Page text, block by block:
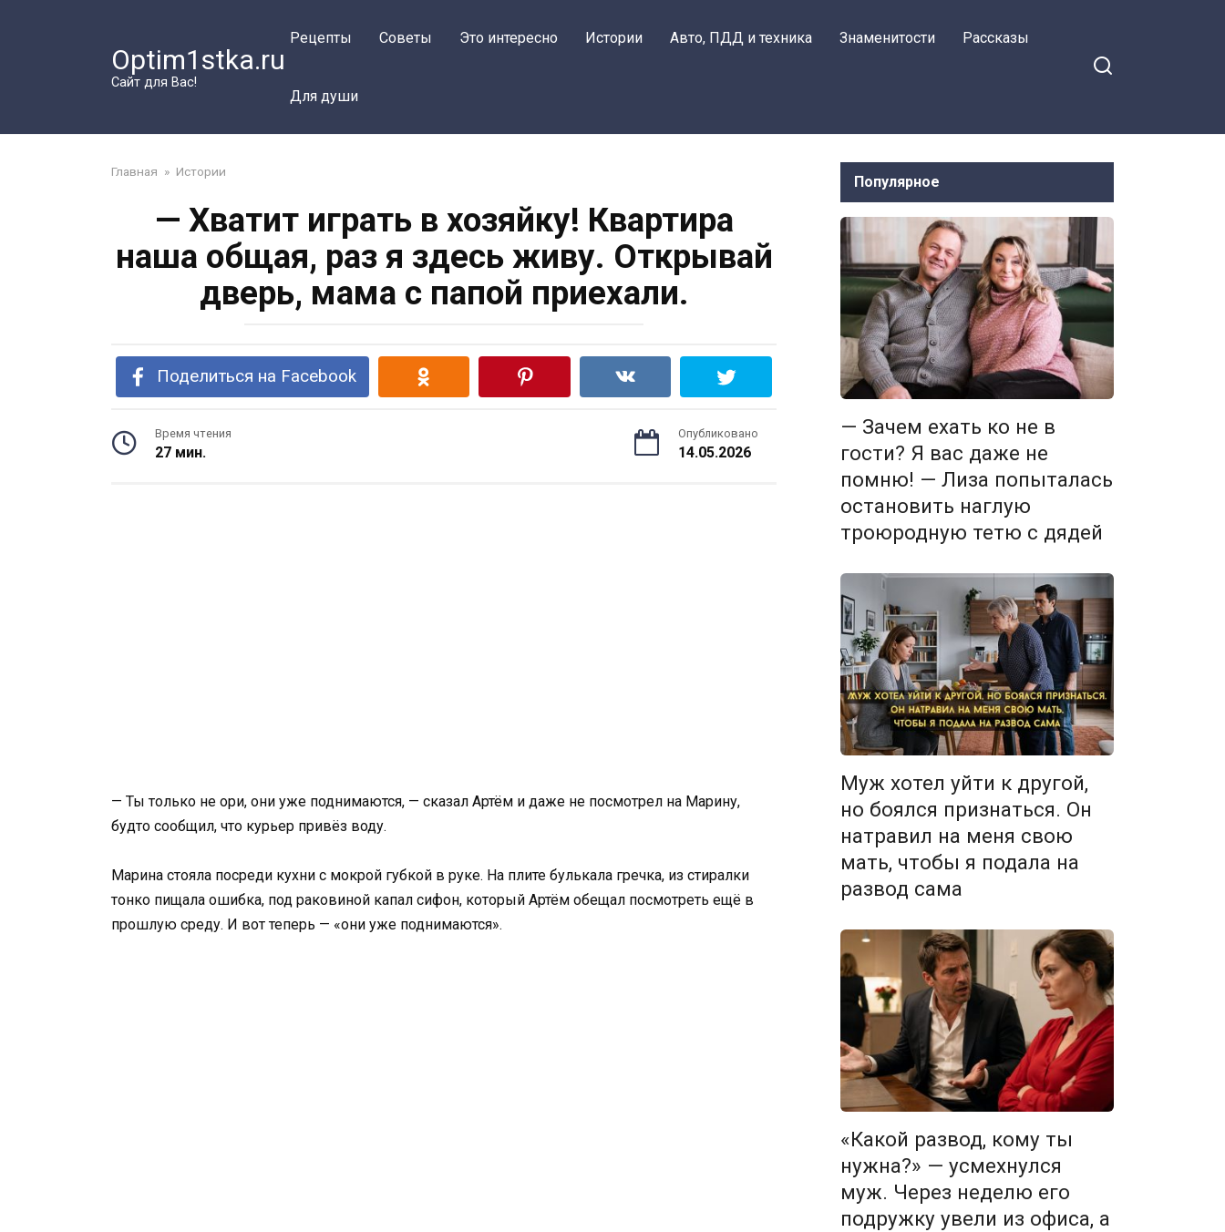
Optim1stka.ru
Сайт для Вас!
Рецепты Советы Это интересно Истории Авто, ПДД и техника Знаменитости Рассказы
Для души
Главная » Истории
— Хватит играть в хозяйку! Квартира
наша общая, раз я здесь живу. Открывай
дверь, мама с папой приехали.
Поделиться на Facebook
Время чтения
27 мин.
Опубликовано
14.05.2026
— Ты только не ори, они уже поднимаются, — сказал Артём и даже не посмотрел на Марину,
будто сообщил, что курьер привёз воду.
Марина стояла посреди кухни с мокрой губкой в руке. На плите булькала гречка, из стиралки
тонко пищала ошибка, под раковиной капал сифон, который Артём обещал посмотреть ещё в
прошлую среду. И вот теперь — «они уже поднимаются».
Популярное
— Зачем ехать ко не в
гости? Я вас даже не
помню! — Лиза попыталась
остановить наглую
троюродную тетю с дядей
Муж хотел уйти к другой,
но боялся признаться. Он
натравил на меня свою
мать, чтобы я подала на
развод сама
«Какой развод, кому ты
нужна?» — усмехнулся
муж. Через неделю его
подружку увели из офиса, а